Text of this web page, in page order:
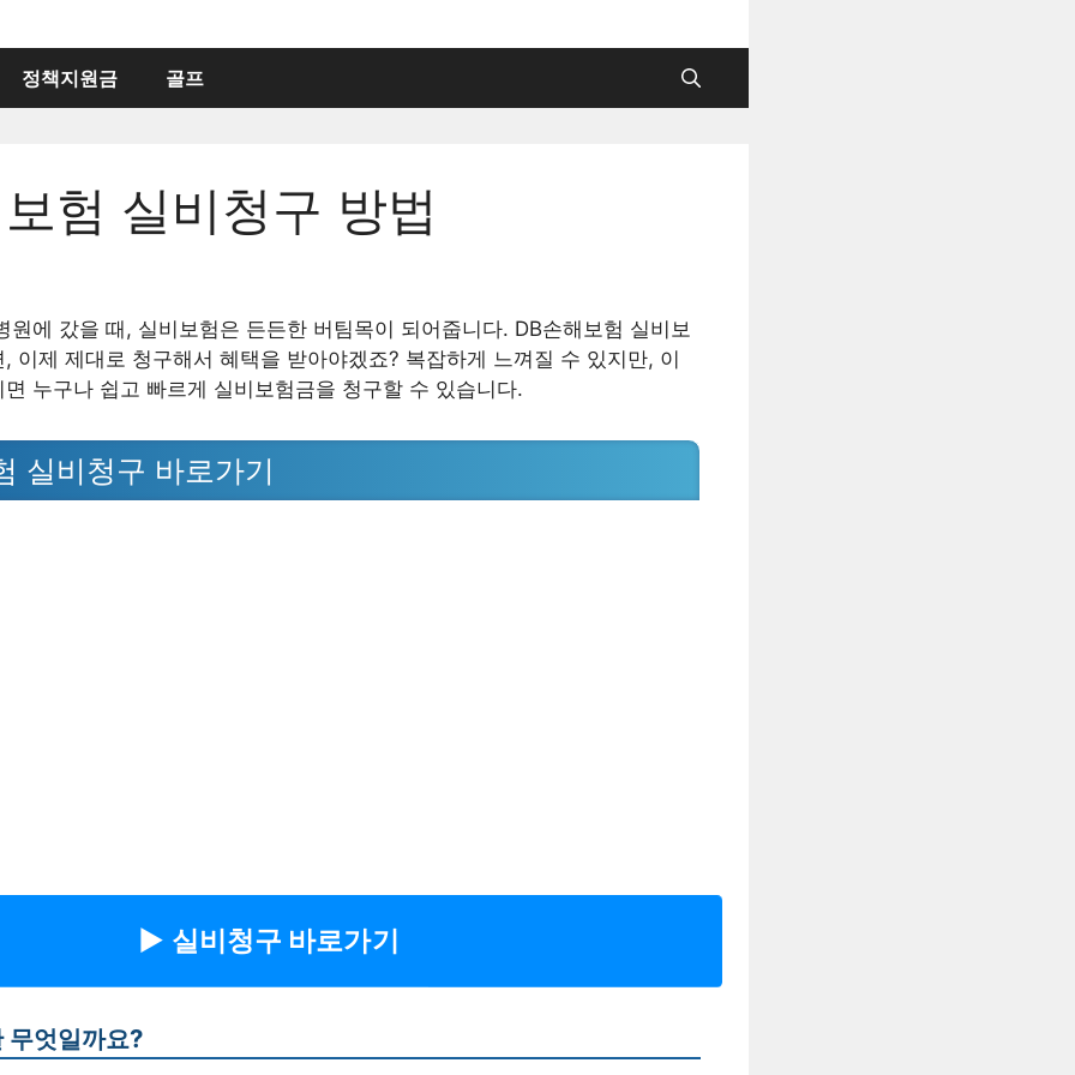
정책지원금 골프
험 실비청구 방법
원에 갔을 때, 실비보험은 든든한 버팀목이 되어줍니다. DB손해보험 실비보
이제 제대로 청구해서 혜택을 받아야겠죠? 복잡하게 느껴질 수 있지만, 이
누구나 쉽고 빠르게 실비보험금을 청구할 수 있습니다.
실비청구 바로가기
▶︎ 실비청구 바로가기
무엇일까요?